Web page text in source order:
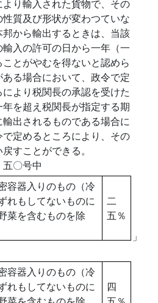
より輸入された貨物で、その
質及び形状が変わつていな
邦から輸出するときは、当該
入の許可の日から一年（一
とがやむを得ないと認めら
る場合において、政令で定
より税関長の承認を受けた
年を超え税関長が指定する期
出されるものである場合に
で定めるところにより、その
すことができる。
〇号中
入りのもの（冷
れもしてないものに
菜を含むものを除
二
五％
」
入りのもの（冷
れもしてないものに
四